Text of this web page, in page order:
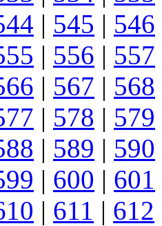
| 545 | 546
| 556 | 557
| 567 | 568
| 578 | 579
| 589 | 590
| 600 | 601
| 611 | 612